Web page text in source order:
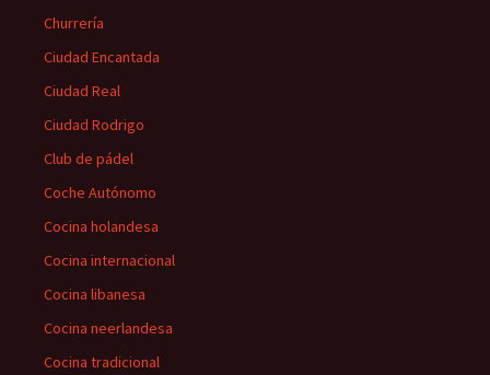
Churrería
Ciudad Encantada
Ciudad Real
Ciudad Rodrigo
Club de pádel
Coche Autónomo
Cocina holandesa
Cocina internacional
Cocina libanesa
Cocina neerlandesa
Cocina tradicional